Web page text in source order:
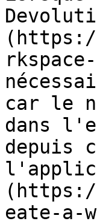
car le
dans
depuis
eate-a-